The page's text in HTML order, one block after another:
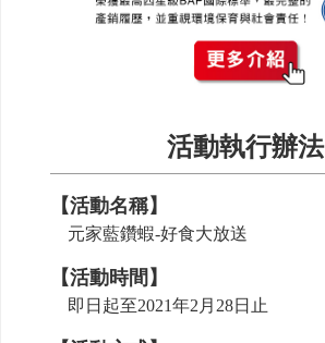
活動執行辦法
【活動名稱】
元家藍鑽蝦-好食大放送
【活動時間】
即日起至2021年2月28日止